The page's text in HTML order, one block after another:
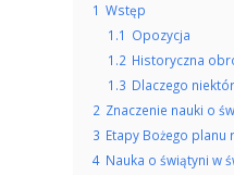
1 Wstęp
1.1 Opozycja
1.2 Historyczna
1.3 Dlaczego
2 Znaczenie nauki o
3 Etapy Bożego
4 Nauka o świątyni w